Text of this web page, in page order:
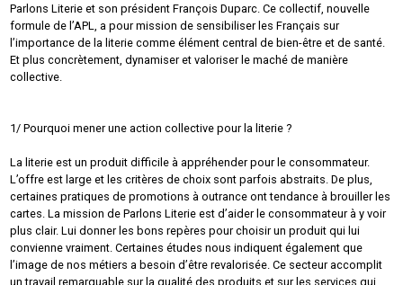
Parlons Literie et son président François Duparc. Ce collectif, nouvelle
formule de l’APL, a pour mission de sensibiliser les Français sur
l’importance de la literie comme élément central de bien-être et de santé.
Et plus concrètement, dynamiser et valoriser le maché de manière
collective.
1/ Pourquoi mener une action collective pour la literie ?
La literie est un produit difficile à appréhender pour le consommateur.
L’offre est large et les critères de choix sont parfois abstraits. De plus,
certaines pratiques de promotions à outrance ont tendance à brouiller les
cartes. La mission de Parlons Literie est d’aider le consommateur à y voir
plus clair. Lui donner les bons repères pour choisir un produit qui lui
convienne vraiment. Certaines études nous indiquent également que
l’image de nos métiers a besoin d’être revalorisée. Ce secteur accomplit
un travail remarquable sur la qualité des produits et sur les services qui